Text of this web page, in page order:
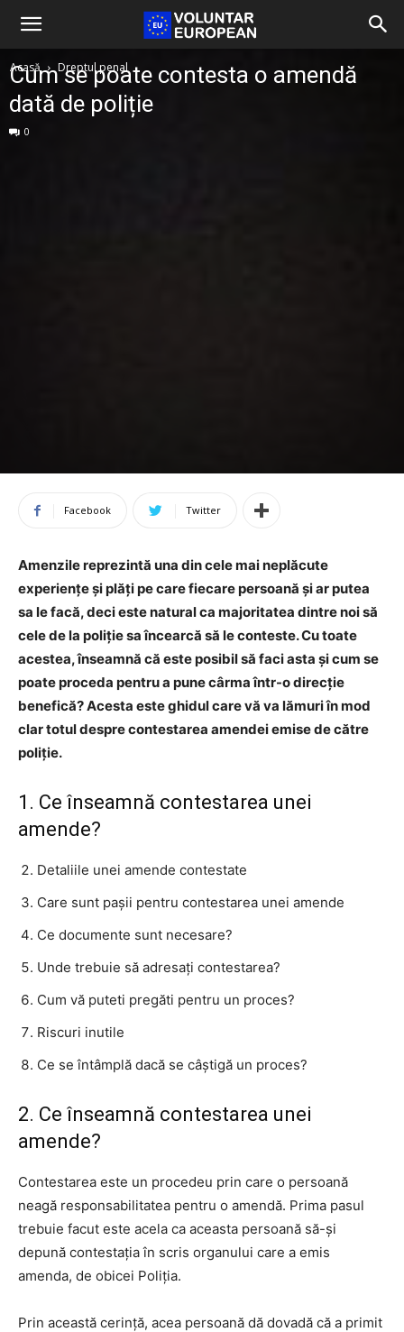
Acasă Dreptul penal
Cum se poate contesta o amendă
dată de poliție
0
Facebook Twitter
Amenzile reprezintă una din cele mai neplăcute
experiențe și plăți pe care fiecare persoană și ar putea
sa le facă, deci este natural ca majoritatea dintre noi să
cele de la poliție sa încearcă să le conteste. Cu toate
acestea, înseamnă că este posibil să faci asta și cum se
poate proceda pentru a pune cârma într-o direcție
benefică? Acesta este ghidul care vă va lămuri în mod
clar totul despre contestarea amendei emise de către
poliție.
1. Ce înseamnă contestarea unei
amende?
Detaliile unei amende contestate
Care sunt pașii pentru contestarea unei amende
Ce documente sunt necesare?
Unde trebuie să adresați contestarea?
Cum vă puteti pregăti pentru un proces?
Riscuri inutile
Ce se întâmplă dacă se câștigă un proces?
2. Ce înseamnă contestarea unei
amende?
Contestarea este un procedeu prin care o persoană
neagă responsabilitatea pentru o amendă. Prima pasul
trebuie facut este acela ca aceasta persoană să-și
depună contestația în scris organului care a emis
amenda, de obicei Poliția.
Prin această cerință, acea persoană dă dovadă că a primit